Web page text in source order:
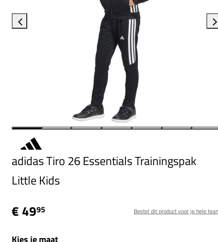
adidas Tiro 26 Essentials Trainingspak
Little Kids
€ 4995 Bestel dit product voor je hele
Kies je maat